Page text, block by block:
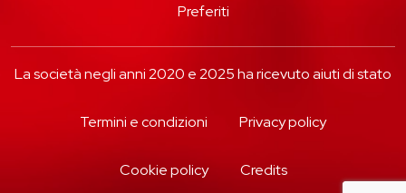
Preferiti
La società negli anni 2020 e 2025 ha ricevuto aiuti di stato
Termini e condizioni Privacy policy
Cookie policy Credits